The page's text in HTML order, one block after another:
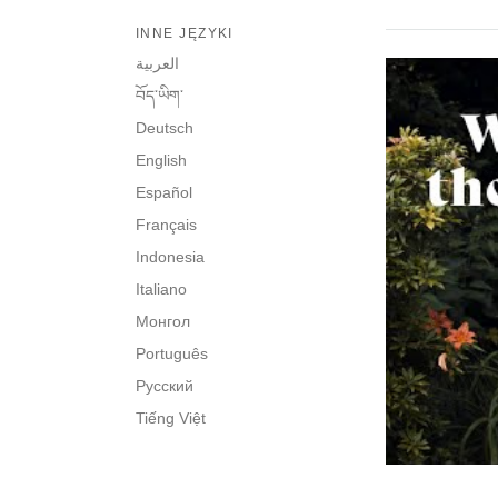
INNE JĘZYKI
العربية
བོད་ཡིག་
Deutsch
English
Español
Français
Indonesia
Italiano
Монгол
Português
Русский
Tiếng Việt